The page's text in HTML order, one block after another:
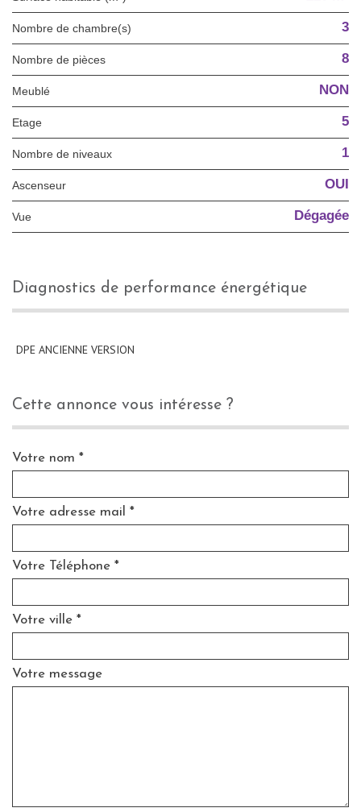
Nombre de chambre(s) 3
Nombre de pièces 8
Meublé NON
Etage 5
Nombre de niveaux 1
Ascenseur OUI
Vue Dégagée
diagnostics de performance énergétique
DPE ANCIENNE VERSION
cette annonce vous intéresse ?
Votre nom *
Votre adresse mail *
Votre Téléphone *
Votre ville *
Votre message